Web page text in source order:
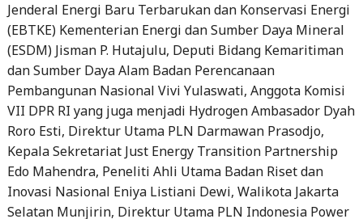
Jenderal Energi Baru Terbarukan dan Konservasi Energi
(EBTKE) Kementerian Energi dan Sumber Daya Mineral
(ESDM) Jisman P. Hutajulu, Deputi Bidang Kemaritiman
dan Sumber Daya Alam Badan Perencanaan
Pembangunan Nasional Vivi Yulaswati, Anggota Komisi
VII DPR RI yang juga menjadi Hydrogen Ambasador Dyah
Roro Esti, Direktur Utama PLN Darmawan Prasodjo,
Kepala Sekretariat Just Energy Transition Partnership
Edo Mahendra, Peneliti Ahli Utama Badan Riset dan
Inovasi Nasional Eniya Listiani Dewi, Walikota Jakarta
Selatan Munjirin, Direktur Utama PLN Indonesia Power